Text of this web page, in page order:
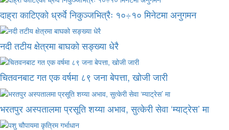
दाह्रा काटिएको ध्रुर्वे निकुञ्जभित्रैः १०÷१० मिनेटमा अनुगमन
नदी तटीय क्षेत्रमा बाघको सङ्ख्या धेरै
चितवनबाट गत एक वर्षमा ८९ जना बेपत्ता, खोजी जारी
भरतपुर अस्पतालमा प्रसूति शय्या अभाव, सुत्केरी सेवा ‘म्याट्रेस’ मा